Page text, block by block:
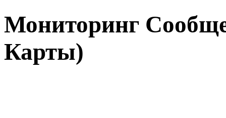
Мониторинг
Карты)